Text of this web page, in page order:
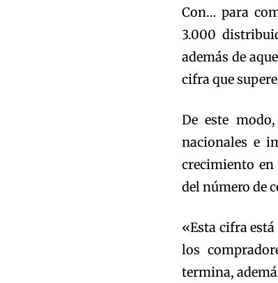
Con… para
3.000
además de
cifra que
De este
nacionales e
crecimiento
del número de
«Esta cifra
los
termina,